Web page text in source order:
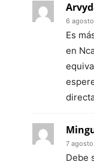
6
Es
en
7
Debe